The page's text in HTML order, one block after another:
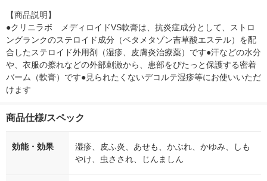
【商品説明】
●クリニラボ　メディロイドVS軟膏は、抗炎症成分として、ストロ
ングランクのステロイド成分（ベタメタゾン吉草酸エステル）を配
合したステロイド外用剤（湿疹、皮膚炎治療薬）です●汗などの水分
や、衣服の擦れなどの外部刺激から、患部をぴたっと保護する密着
バーム（軟膏）です●見られたくないデコルテ湿疹等にお使いいただ
けます
商品仕様/スペック
効能・効果
湿疹、皮ふ炎、あせも、かぶれ、かゆみ、しも
やけ、虫さされ、じんましん